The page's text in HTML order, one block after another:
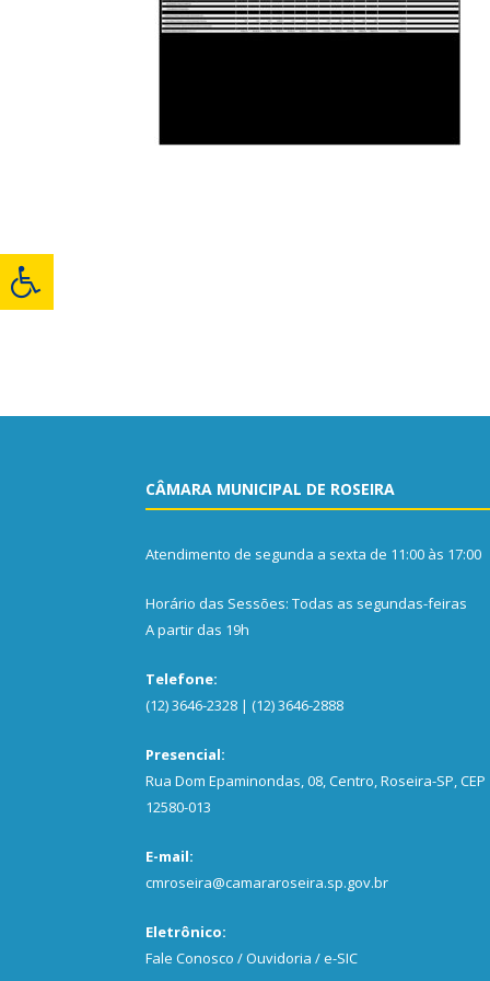
CÂMARA MUNICIPAL DE ROSEIRA
Atendimento de segunda a sexta de 11:00 às 17:00
Horário das Sessões: Todas as segundas-feiras
A partir das 19h
Telefone:
(12) 3646-2328 | (12) 3646-2888
Presencial:
Rua Dom Epaminondas, 08, Centro, Roseira-SP, CEP
12580-013
E-mail:
cmroseira@camararoseira.sp.gov.br
Eletrônico:
Fale Conosco / Ouvidoria / e-SIC